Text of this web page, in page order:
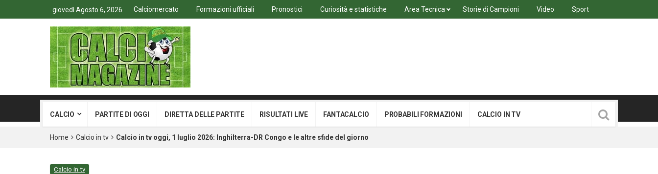
giovedì Agosto 6, 2026 Calciomercato Formazioni ufficiali Pronostici Curiosità e statistiche Area Tecnica Storie di Campioni Video Sport
CALCIO PARTITE DI OGGI DIRETTA DELLE PARTITE RISULTATI LIVE FANTACALCIO PROBABILI FORMAZIONI CALCIO IN TV
Home Calcio in tv Calcio in tv oggi, 1 luglio 2026: Inghilterra-DR Congo e le altre sfide del giorno
Calcio in tv